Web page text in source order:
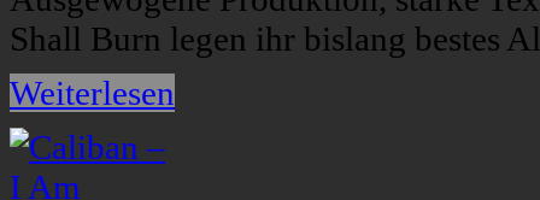
Shall Burn legen ihr bislang bestes
Weiterlesen